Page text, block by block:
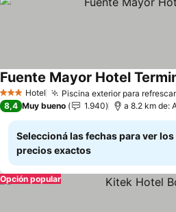
3 Estrellas
Hotel Piscina exterior para
Fuente Mayor Hotel
8,4 Muy bueno 1.940 a 8.2 km de:
Seleccioná las fechas para ver los
precios exactos
Opción popular